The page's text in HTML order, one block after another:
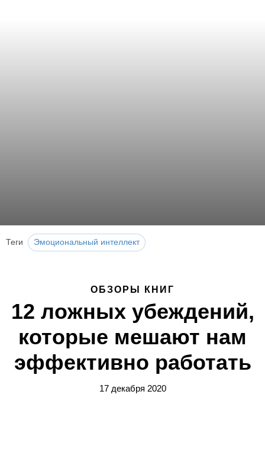
Теги Эмоциональный интеллект
ОБЗОРЫ КНИГ
12 ложных убеждений,
которые мешают нам
эффективно работать
17 декабря 2020